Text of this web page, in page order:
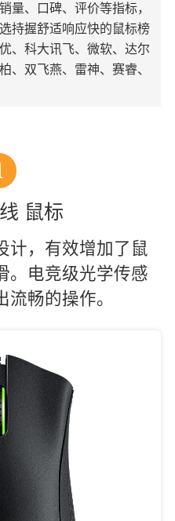
量、口碑、评价等指标，
持握舒适响应快的鼠标榜
、科大讯飞、微软、达尔
、双飞燕、雷神、赛睿、
鼠标
计，有效增加了鼠
。电竞级光学传感
畅的操作。